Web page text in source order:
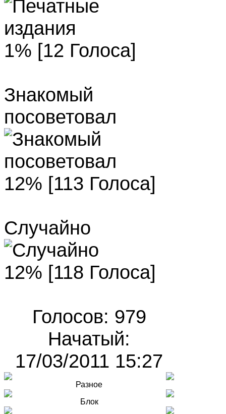
1% [12 Голоса]
Знакомый
посоветовал
12% [113 Голоса]
Случайно
12% [118 Голоса]
Голосов: 979
Начатый:
17/03/2011 15:27
Разное
Блок